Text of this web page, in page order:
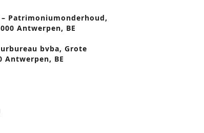
Patrimoniumonderhoud,
Antwerpen, BE
bvba, Grote
Antwerpen, BE